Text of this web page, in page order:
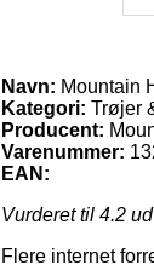
Navn: Mountain
Kategori: Trøjer
Producent:
Varenummer:
EAN:
Vurderet til 4.2
Flere internet